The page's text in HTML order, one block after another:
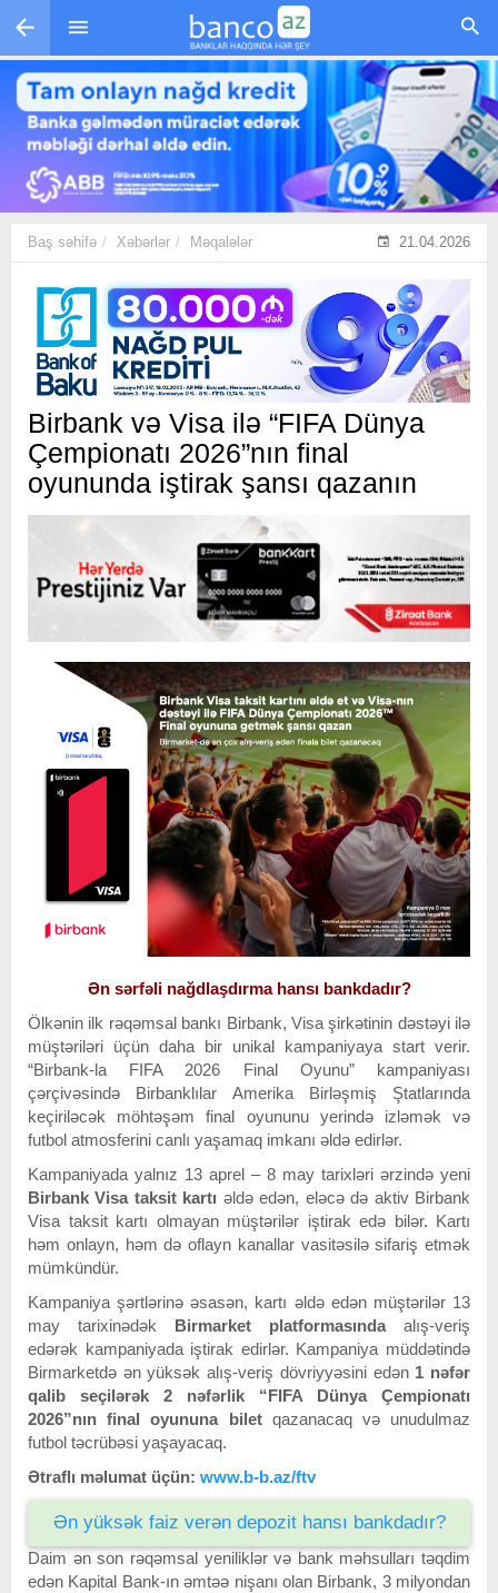
Skip to main content
Baş səhifə Xəbərlər Məqalələr 21.04.2026
Birbank və Visa ilə “FIFA Dünya
Çempionatı 2026”nın final
oyununda iştirak şansı qazanın
Ən sərfəli nağdlaşdırma hansı bankdadır?
Ölkənin ilk rəqəmsal bankı Birbank, Visa şirkətinin dəstəyi ilə
müştəriləri üçün daha bir unikal kampaniyaya start verir.
“Birbank-la FIFA 2026 Final Oyunu” kampaniyası
çərçivəsində Birbanklılar Amerika Birləşmiş Ştatlarında
keçiriləcək möhtəşəm final oyununu yerində izləmək və
futbol atmosferini canlı yaşamaq imkanı əldə edirlər.
Kampaniyada yalnız 13 aprel – 8 may tarixləri ərzində yeni
Birbank Visa taksit kartı əldə edən, eləcə də aktiv Birbank
Visa taksit kartı olmayan müştərilər iştirak edə bilər. Kartı
həm onlayn, həm də oflayn kanallar vasitəsilə sifariş etmək
mümkündür.
Kampaniya şərtlərinə əsasən, kartı əldə edən müştərilər 13
may tarixinədək Birmarket platformasındaalış-veriş
edərək kampaniyada iştirak edirlər. Kampaniya müddətində
Birmarketdə ən yüksək alış-veriş dövriyyəsini edən 1 nəfər
qalib seçilərək 2 nəfərlik “FIFA Dünya Çempionatı
2026”nın final oyununa biletqazanacaq və unudulmaz
futbol təcrübəsi yaşayacaq.
Ətraflı məlumat üçün: www.b-b.az/ftv
Ən yüksək faiz verən depozit hansı bankdadır?
Daim ən son rəqəmsal yeniliklər və bank məhsulları təqdim
edən Kapital Bank-ın əmtəə nişanı olan Birbank, 3 milyondan